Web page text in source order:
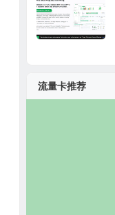
流量卡推荐